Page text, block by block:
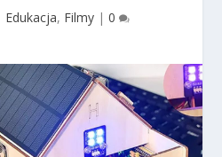
Edukacja, Filmy| 0